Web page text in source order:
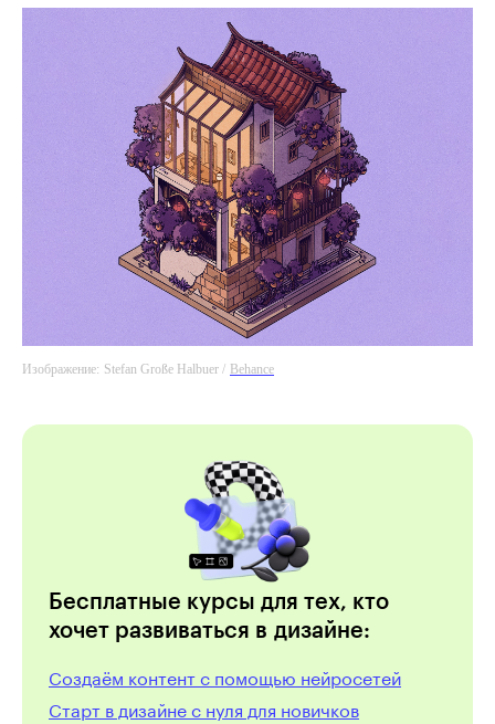
Изображение: Stefan Große Halbuer / Behance
Бесплатные курсы для тех, кто
хочет развиваться в дизайне:
Создаём контент с помощью нейросетей
Старт в дизайне с нуля для новичков